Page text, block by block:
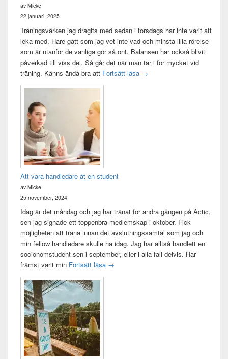
av Micke
22 januari, 2025
Träningsvärken jag dragits med sedan i torsdags har inte varit att
leka med. Hare gått som jag vet inte vad och minsta lilla rörelse
som är utanför de vanliga gör så ont. Balansen har också blivit
påverkad till viss del. Så går det när man tar i för mycket vid
träning. Känns ändå bra att Fortsätt läsa Träningsvärken från helvetet
→
Att vara handledare åt en student
av Micke
25 november, 2024
Idag är det måndag och jag har tränat för andra gången på Actic,
sen jag signade ett toppenbra medlemskap i oktober. Fick
möjligheten att träna innan det avslutningssamtal som jag och
min fellow handledare skulle ha idag. Jag har alltså handlett en
socionomstudent sen i september, eller i alla fall delvis. Har
främst varit min Fortsätt läsa Att vara handledare åt en student
→